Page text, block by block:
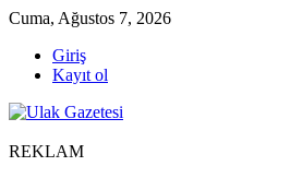
Cuma, Ağustos 7, 2026
Giriş
Kayıt ol
REKLAM